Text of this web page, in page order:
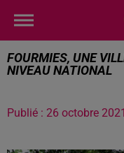
FOURMIES, UNE
NIVEAU NATIONAL
Publié : 26 octobre